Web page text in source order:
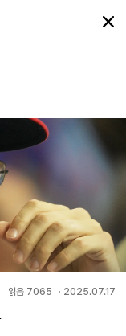
읽음 7065 ・ 2025.07.17